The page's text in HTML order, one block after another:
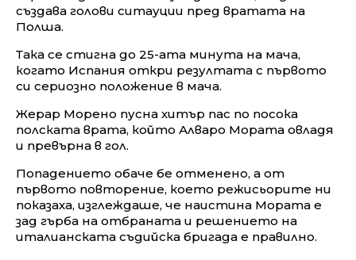
създава голови ситауции пред вратата на
Полша.
Така се стигна до 25-ата минута на мача,
когато Испания откри резултата с първото
си сериозно положение в мача.
Жерар Морено пусна хитър пас по посока
полската врата, който Алваро Мората овладя
и превърна в гол.
Попадението обаче бе отменено, а от
първото повторение, което режисьорите ни
показаха, изглеждаше, че наистина Мората е
зад гърба на отбраната и решението на
италианската съдийска бригада е правилно.